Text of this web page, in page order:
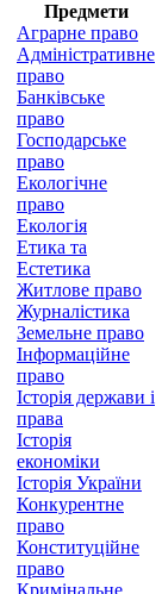
Предмети
Аграрне право
Адміністративне
право
Банківське
право
Господарське
право
Екологічне
право
Екологія
Етика та
Естетика
Житлове право
Журналістика
Земельне право
Інформаційне
право
Історія держави і
права
Історія
економіки
Історія України
Конкурентне
право
Конституційне
право
Кримінальне